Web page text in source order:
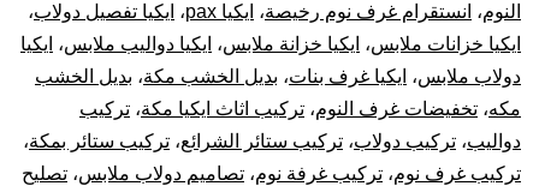
النوم، انستقرام غرف نوم رخيصة، ايكيا pax ، ايكيا تفصيل دولاب،
ايكيا خزانات ملابس، ايكيا خزانة ملابس، ايكيا دواليب ملابس، ايكيا
دولاب ملابس، ايكيا غرف بنات، بديل الخشب مكة، بديل الخشب
مكه، تخفيضات غرف النوم، تركيب اثاث ايكيا مكة، تركيب
دواليب، تركيب دولاب، تركيب ستائر الشرائع، تركيب ستائر بمكة،
تركيب غرف نوم، تركيب غرفة نوم، تصاميم دولاب ملابس، تصليح